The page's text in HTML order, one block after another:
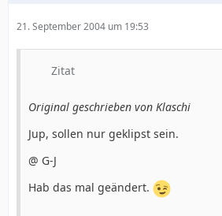
21. September 2004 um 19:53
Zitat
Original geschrieben von Klaschi
Jup, sollen nur geklipst sein.
@ G-J
Hab das mal geändert.